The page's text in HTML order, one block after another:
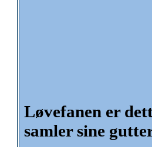
Løvefanen er
samler sine